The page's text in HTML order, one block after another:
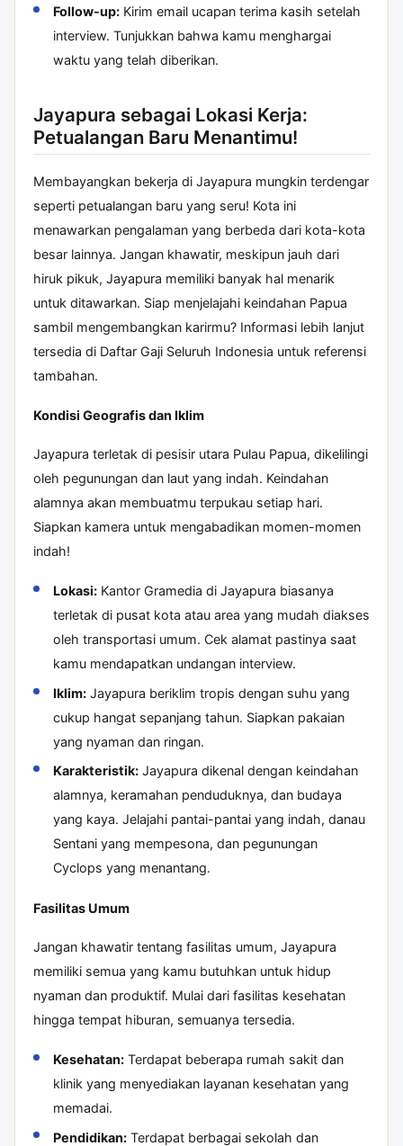
Follow-up:Kirim email ucapan terima kasih setelah
interview. Tunjukkan bahwa kamu menghargai
waktu yang telah diberikan.
Jayapura sebagai Lokasi Kerja:
Petualangan Baru Menantimu!
Membayangkan bekerja di Jayapura mungkin terdengar
seperti petualangan baru yang seru! Kota ini
menawarkan pengalaman yang berbeda dari kota-kota
besar lainnya. Jangan khawatir, meskipun jauh dari
hiruk pikuk, Jayapura memiliki banyak hal menarik
untuk ditawarkan. Siap menjelajahi keindahan Papua
sambil mengembangkan karirmu? Informasi lebih lanjut
tersedia di Daftar Gaji Seluruh Indonesia untuk referensi
tambahan.
Kondisi Geografis dan Iklim
Jayapura terletak di pesisir utara Pulau Papua, dikelilingi
oleh pegunungan dan laut yang indah. Keindahan
alamnya akan membuatmu terpukau setiap hari.
Siapkan kamera untuk mengabadikan momen-momen
indah!
Lokasi:Kantor Gramedia di Jayapura biasanya
terletak di pusat kota atau area yang mudah diakses
oleh transportasi umum. Cek alamat pastinya saat
kamu mendapatkan undangan interview.
Iklim:Jayapura beriklim tropis dengan suhu yang
cukup hangat sepanjang tahun. Siapkan pakaian
yang nyaman dan ringan.
Karakteristik:Jayapura dikenal dengan keindahan
alamnya, keramahan penduduknya, dan budaya
yang kaya. Jelajahi pantai-pantai yang indah, danau
Sentani yang mempesona, dan pegunungan
Cyclops yang menantang.
Fasilitas Umum
Jangan khawatir tentang fasilitas umum, Jayapura
memiliki semua yang kamu butuhkan untuk hidup
nyaman dan produktif. Mulai dari fasilitas kesehatan
hingga tempat hiburan, semuanya tersedia.
Kesehatan:Terdapat beberapa rumah sakit dan
klinik yang menyediakan layanan kesehatan yang
memadai.
Pendidikan:Terdapat berbagai sekolah dan